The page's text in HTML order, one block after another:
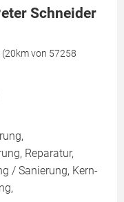
Schneider
von 57258
Reparatur,
/ Sanierung, Kern-